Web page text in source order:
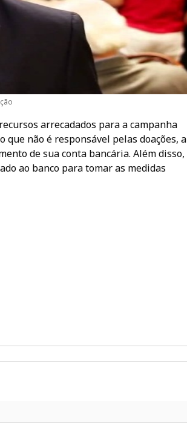
arrecadados para a campanha
não é responsável pelas doações, a
de sua conta bancária. Além disso,
ao banco para tomar as medidas